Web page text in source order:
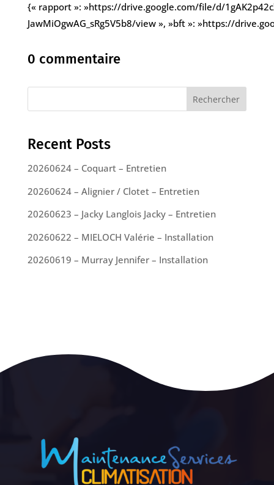
{« rapport »: »https://drive.google.com/file/d/
JawMiOgwAG_sRg5V5b8/view », »bft »: »https://
0 commentaire
Rechercher
Recent Posts
20260624 – Coquart – Entretien
20260624 – Alignier / Clotet – Entretien
20260623 – Jacky Langlois Jacky – Entretien
20260622 – MIELOCH Valérie – Installation
20260619 – Murray Jennifer – Installation